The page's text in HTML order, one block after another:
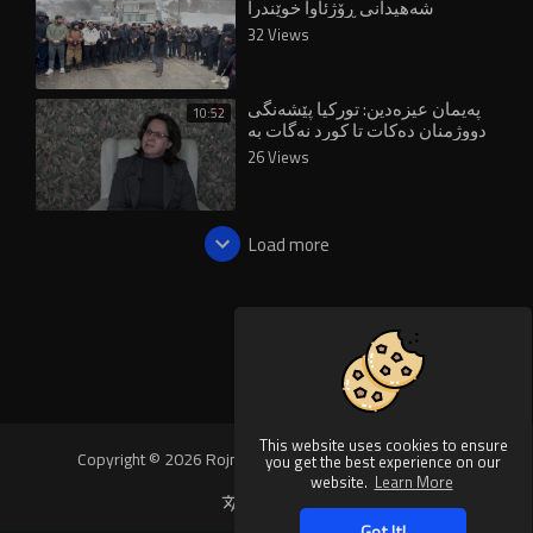
This website uses cookies to ensure
you get the best experience on our
website. Learn More
شەهیدانی ڕۆژئاوا خوێندرا
32 Views
10:52 پەیمان عیزەدین: تورکیا پێشەنگی
دووژمنان دەکات تا کورد نەگات بە
ئاشتی
26 Views
Load more
Copyright © 2026 Rojnews Video. All rights reserved.
Language